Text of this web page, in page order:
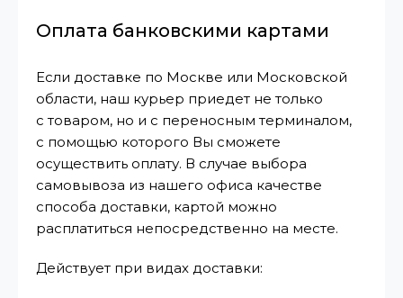
Оплата банковскими картами
Если доставке по Москве или Московской
области, наш курьер приедет не только
с товаром, но и с переносным терминалом,
с помощью которого Вы сможете
осуществить оплату. В случае выбора
самовывоза из нашего офиса качестве
способа доставки, картой можно
расплатиться непосредственно на месте.
Действует при видах доставки: